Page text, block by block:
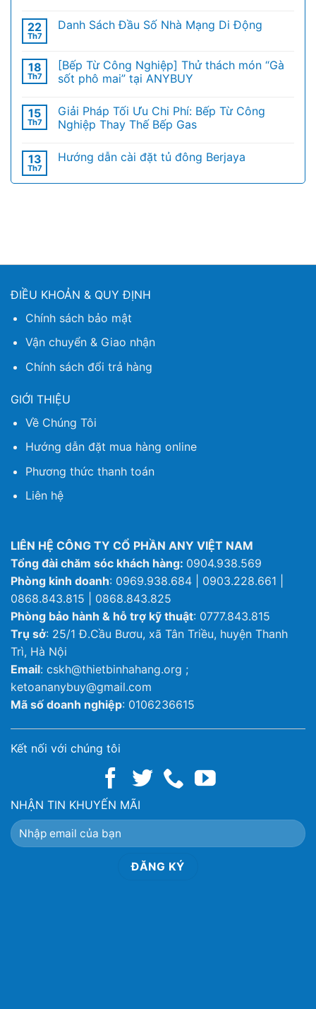
22
Th7
Danh Sách Đầu Số Nhà Mạng Di Động
18
Th7
[Bếp Từ Công Nghiệp] Thử thách món “Gà
sốt phô mai” tại ANYBUY
15
Th7
Giải Pháp Tối Ưu Chi Phí: Bếp Từ Công
Nghiệp Thay Thế Bếp Gas
13
Th7
Hướng dẫn cài đặt tủ đông Berjaya
ĐIỀU KHOẢN & QUY ĐỊNH
Chính sách bảo mật
Vận chuyển & Giao nhận
Chính sách đổi trả hàng
GIỚI THIỆU
Về Chúng Tôi
Hướng dẫn đặt mua hàng online
Phương thức thanh toán
Liên hệ
LIÊN HỆ CÔNG TY CỔ PHẦN ANY VIỆT NAM
Tổng đài chăm sóc khách hàng: 0904.938.569
Phòng kinh doanh: 0969.938.684 | 0903.228.661 |
0868.843.815 | 0868.843.825
Phòng bảo hành & hỗ trợ kỹ thuật: 0777.843.815
Trụ sở: 25/1 Đ.Cầu Bươu, xã Tân Triều, huyện Thanh
Trì, Hà Nội
Email: cskh@thietbinhahang.org ;
ketoananybuy@gmail.com
Mã số doanh nghiệp: 0106236615
Kết nối với chúng tôi
NHẬN TIN KHUYẾN MÃI